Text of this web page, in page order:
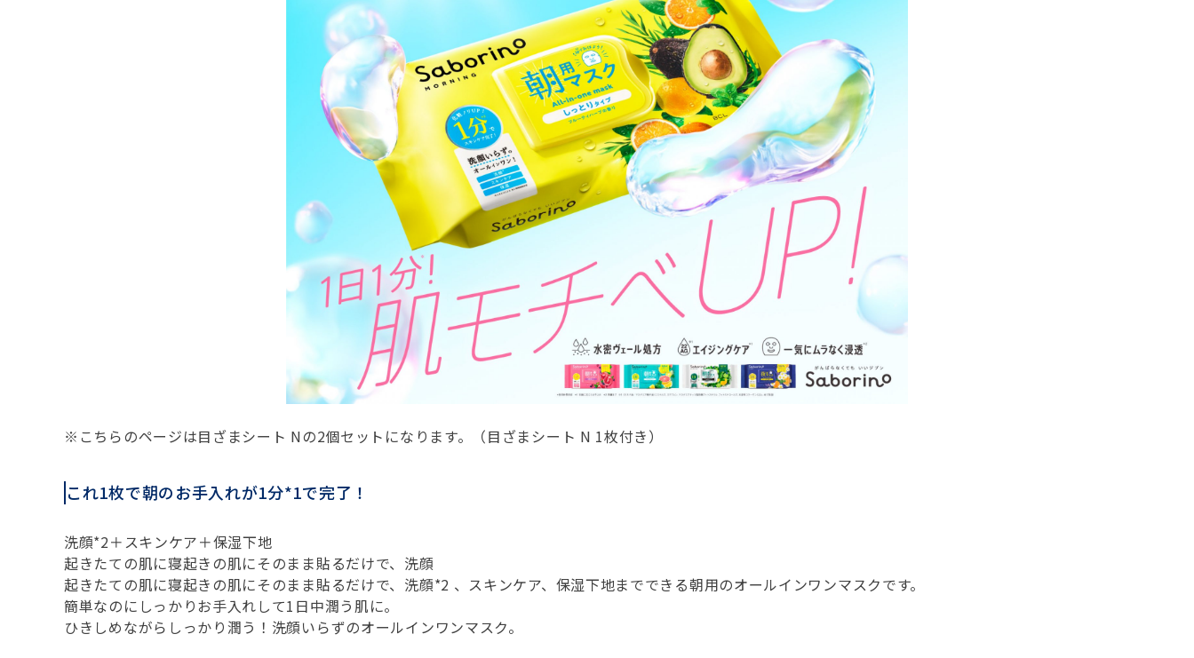
※こちらのページは目ざまシート Nの2個セットになります。（目ざまシート N 1枚付き）
これ1枚で朝のお手入れが1分*1で完了！
洗顔*2＋スキンケア＋保湿下地
起きたての肌に寝起きの肌にそのまま貼るだけで、洗顔
起きたての肌に寝起きの肌にそのまま貼るだけで、洗顔*2 、スキンケア、保湿下地までできる朝用のオールインワンマスクです。
簡単なのにしっかりお手入れして1日中潤う肌に。
ひきしめながらしっかり潤う！洗顔いらずのオールインワンマスク。